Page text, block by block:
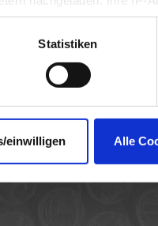
sich auf deren Seiten
Statistiken
einwilligen Alle